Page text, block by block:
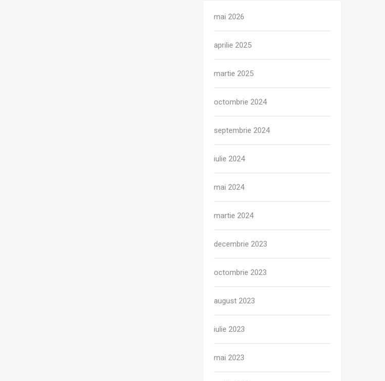
mai 2026
aprilie 2025
martie 2025
octombrie 2024
septembrie 2024
iulie 2024
mai 2024
martie 2024
decembrie 2023
octombrie 2023
august 2023
iulie 2023
mai 2023